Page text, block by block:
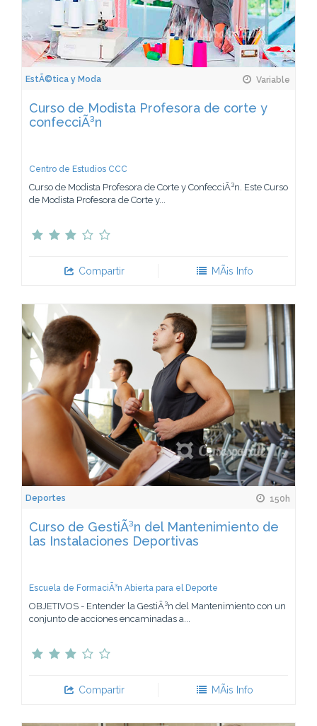
EstÃ©tica y Moda Variable
Curso de Modista Profesora de corte y
confecciÃ³n
Centro de Estudios CCC
Curso de Modista Profesora de Corte y ConfecciÃ³n. Este Curso
de Modista Profesora de Corte y...
Compartir MÃ¡s Info
Deportes 150h
Curso de GestiÃ³n del Mantenimiento de
las Instalaciones Deportivas
Escuela de FormaciÃ³n Abierta para el Deporte
OBJETIVOS - Entender la GestiÃ³n del Mantenimiento con un
conjunto de acciones encaminadas a...
Compartir MÃ¡s Info